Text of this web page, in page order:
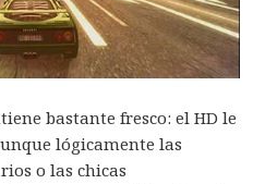
bastante fresco: el HD le
lógicamente las
o las chicas